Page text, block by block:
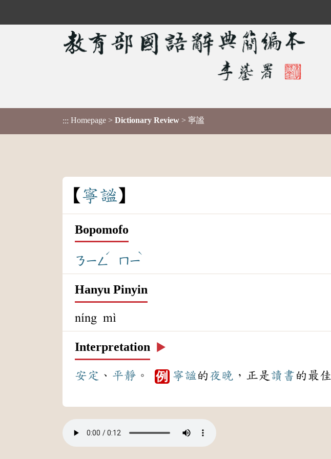
::: Homepage > Dictionary Review > 寧謐
寧謐
Bopomofo
ㄋㄧㄥ
ˊ
ㄇㄧ
ˋ
Hanyu Pinyin
níng mì
Interpretation ▶️
安定 、 平靜 。 例 寧謐 的 夜晚 ，正是 讀書 的最佳